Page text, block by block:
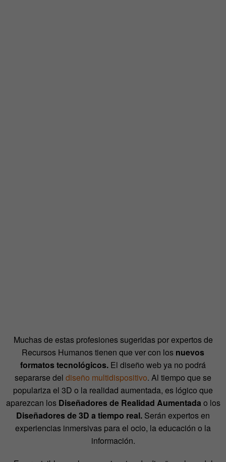
Muchas de estas profesiones sugeridas por expertos de
Recursos Humanos tienen que ver con los nuevos
formatos tecnológicos. El diseño web ya no podrá
separarse del diseño multidispositivo. Al tiempo que se
populariza el 3D o la realidad aumentada, es lógico que
aparezcan los Diseñadores de Realidad Aumentada o los
Diseñadores de 3D a tiempo real. Serán expertos en
experiencias inmersivas para el ocio, la educación o la
información.